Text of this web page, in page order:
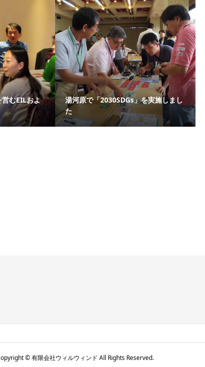
むEILおよ
湯河原で「2030SDGs」を実施しまし
た
© 有限会社ウィルウィンド All Rights Reserved.